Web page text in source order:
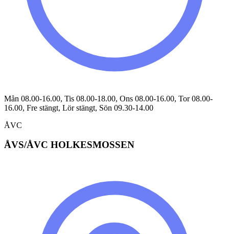
Mån 08.00-16.00, Tis 08.00-18.00, Ons 08.00-16.00, Tor 08.00-
16.00, Fre stängt, Lör stängt, Sön 09.30-14.00
ÅVC
ÅVS/ÅVC HOLKESMOSSEN